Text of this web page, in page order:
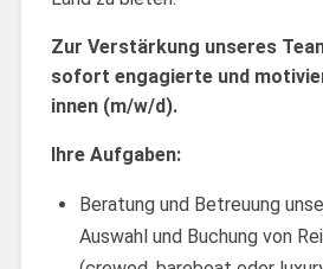
Zur Verstärkung unseres
sofort engagierte und
innen (m/w/d).
Ihre Aufgaben:
Beratung und Betreuung
Auswahl und Buchung von